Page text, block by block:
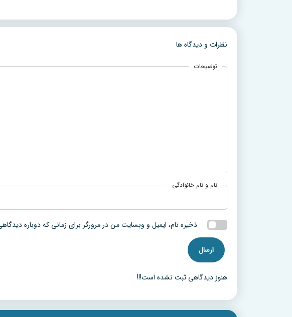
نظرات و دیدگاه ها
توضیحات
نام و نام خانوادگی
ذخیره نام، ایمیل و وبسایت من در مرورگر برای زمانی که دوباره
هنوز دیدگاهی ثبت نشده است!!!